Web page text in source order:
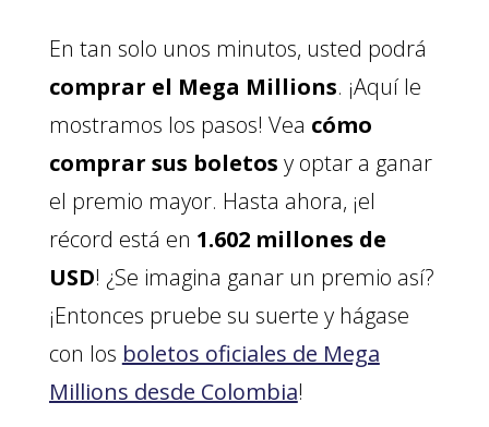
En tan solo unos minutos, usted podrá
comprar el Mega Millions. ¡Aquí le
mostramos los pasos! Vea cómo
comprar sus boletos y optar a ganar
el premio mayor. Hasta ahora, ¡el
récord está en 1.602 millones de
USD! ¿Se imagina ganar un premio así?
¡Entonces pruebe su suerte y hágase
con los boletos oficiales de Mega
Millions desde Colombia!